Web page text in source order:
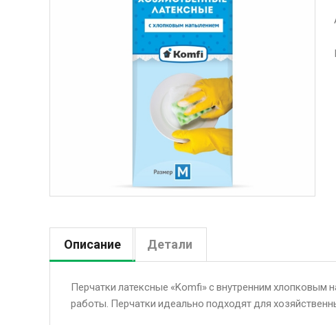
Описание Детали
Перчатки латексные «Komfi» с внутренним
работы. Перчатки идеально подходят для